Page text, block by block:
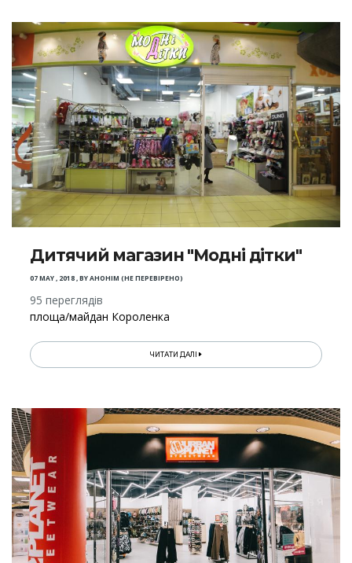
Дитячий магазин "Модні дітки"
07 MAY , 2018,BYАНОНІМ (НЕ ПЕРЕВІРЕНО)
95 переглядів
площа/майдан Короленка
ЧИТАТИ ДАЛІ